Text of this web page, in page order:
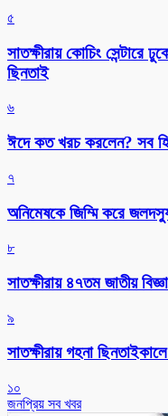
৫
সাতক্ষীরায় কোচিং সেন্টারে
ছিনতাই
৬
ঈদে কত খরচ করলেন? সব
৭
অনিমেষকে জিম্মি করে
৮
সাতক্ষীরায় ৪৭তম জাতীয়
৯
সাতক্ষীরায় গহনা
১০
জনপ্রিয় সব খবর